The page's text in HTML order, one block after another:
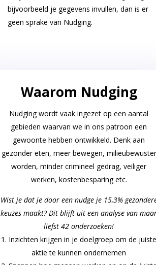
bijvoorbeeld je gegevens invullen, dan is er
geen sprake van Nudging.
Waarom Nudging
Nudging wordt vaak ingezet op een aantal
gebieden waarvan we in ons patroon een
gewoonte hebben ontwikkeld. Denk aan
gezonder eten, meer bewegen, milieubewuster
worden, minder crimineel gedrag, veiliger
werken, kostenbesparing etc.
Wist je dat je door een nudge je 15,3%
keuzes maakt? Dit blijft uit een analyse van
liefst 42 onderzoeken!
Inzichten krijgen in je doelgroep om de
aktie te kunnen ondernemen